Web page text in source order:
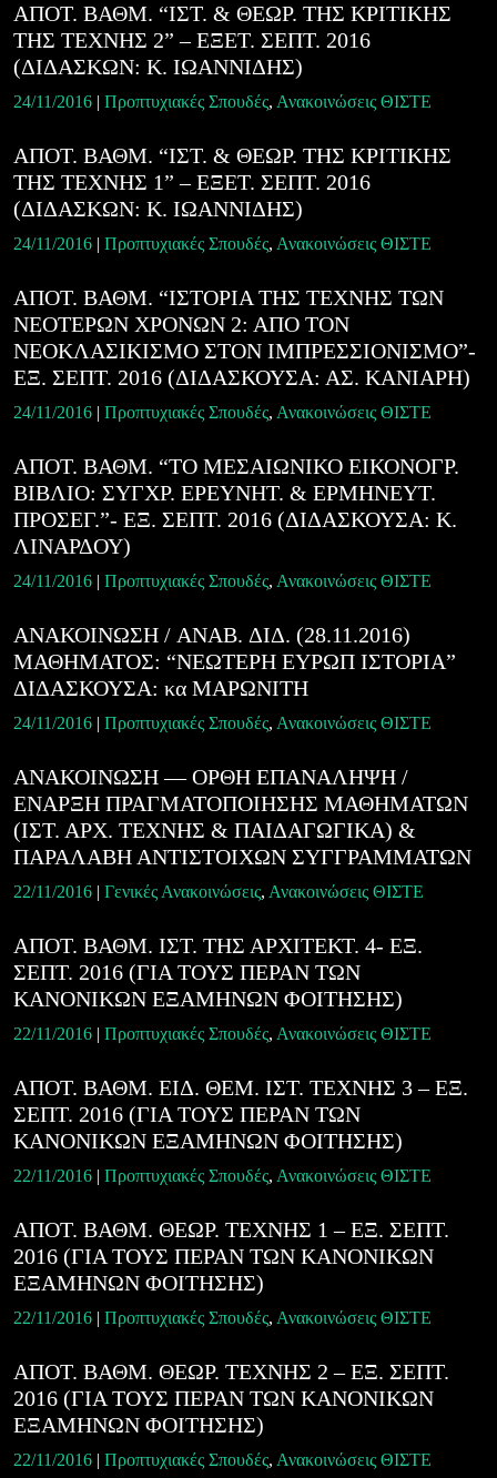
ΑΠΟΤ. ΒΑΘΜ. “ΙΣΤ. & ΘΕΩΡ. ΤΗΣ ΚΡΙΤΙΚΗΣ
ΤΗΣ ΤΕΧΝΗΣ 2” – ΕΞΕΤ. ΣΕΠΤ. 2016
(ΔΙΔΑΣΚΩΝ: Κ. ΙΩΑΝΝΙΔΗΣ)
24/11/2016 | Προπτυχιακές Σπουδές, Ανακοινώσεις ΘΙΣΤΕ
ΑΠΟΤ. ΒΑΘΜ. “ΙΣΤ. & ΘΕΩΡ. ΤΗΣ ΚΡΙΤΙΚΗΣ
ΤΗΣ ΤΕΧΝΗΣ 1” – ΕΞΕΤ. ΣΕΠΤ. 2016
(ΔΙΔΑΣΚΩΝ: Κ. ΙΩΑΝΝΙΔΗΣ)
24/11/2016 | Προπτυχιακές Σπουδές, Ανακοινώσεις ΘΙΣΤΕ
ΑΠΟΤ. ΒΑΘΜ. “ΙΣΤΟΡΙΑ ΤΗΣ ΤΕΧΝΗΣ ΤΩΝ
ΝΕΟΤΕΡΩΝ ΧΡΟΝΩΝ 2: ΑΠΟ ΤΟΝ
ΝΕΟΚΛΑΣΙΚΙΣΜΟ ΣΤΟΝ ΙΜΠΡΕΣΣΙΟΝΙΣΜΟ”-
ΕΞ. ΣΕΠΤ. 2016 (ΔΙΔΑΣΚΟΥΣΑ: ΑΣ. ΚΑΝΙΑΡΗ)
24/11/2016 | Προπτυχιακές Σπουδές, Ανακοινώσεις ΘΙΣΤΕ
ΑΠΟΤ. ΒΑΘΜ. “ΤΟ ΜΕΣΑΙΩΝΙΚΟ ΕΙΚΟΝΟΓΡ.
ΒΙΒΛΙΟ: ΣΥΓΧΡ. ΕΡΕΥΝΗΤ. & ΕΡΜΗΝΕΥΤ.
ΠΡΟΣΕΓ.”- ΕΞ. ΣΕΠΤ. 2016 (ΔΙΔΑΣΚΟΥΣΑ: Κ.
ΛΙΝΑΡΔΟΥ)
24/11/2016 | Προπτυχιακές Σπουδές, Ανακοινώσεις ΘΙΣΤΕ
ΑΝΑΚΟΙΝΩΣΗ / ANAB. ΔΙΔ. (28.11.2016)
ΜΑΘΗΜΑΤΟΣ: “ΝΕΩΤΕΡΗ ΕΥΡΩΠ ΙΣΤΟΡΙΑ”
ΔΙΔΑΣΚΟΥΣΑ: κα ΜΑΡΩΝΙΤΗ
24/11/2016 | Προπτυχιακές Σπουδές, Ανακοινώσεις ΘΙΣΤΕ
ΑΝΑΚΟΙΝΩΣΗ — ΟΡΘΗ ΕΠΑΝΑΛΗΨΗ /
ΕΝΑΡΞΗ ΠΡΑΓΜΑΤΟΠΟΙΗΣΗΣ ΜΑΘΗΜΑΤΩΝ
(ΙΣΤ. ΑΡΧ. ΤΕΧΝΗΣ & ΠΑΙΔΑΓΩΓΙΚΑ) &
ΠΑΡΑΛΑΒΗ ΑΝΤΙΣΤΟΙΧΩΝ ΣΥΓΓΡΑΜΜΑΤΩΝ
22/11/2016 | Γενικές Ανακοινώσεις, Ανακοινώσεις ΘΙΣΤΕ
ΑΠΟΤ. ΒΑΘΜ. ΙΣΤ. ΤΗΣ ΑΡΧΙΤΕΚΤ. 4- ΕΞ.
ΣΕΠΤ. 2016 (ΓΙΑ ΤΟΥΣ ΠΕΡΑΝ ΤΩΝ
ΚΑΝΟΝΙΚΩΝ ΕΞΑΜΗΝΩΝ ΦΟΙΤΗΣΗΣ)
22/11/2016 | Προπτυχιακές Σπουδές, Ανακοινώσεις ΘΙΣΤΕ
ΑΠΟΤ. ΒΑΘΜ. ΕΙΔ. ΘΕΜ. ΙΣΤ. ΤΕΧΝΗΣ 3 – ΕΞ.
ΣΕΠΤ. 2016 (ΓΙΑ ΤΟΥΣ ΠΕΡΑΝ ΤΩΝ
ΚΑΝΟΝΙΚΩΝ ΕΞΑΜΗΝΩΝ ΦΟΙΤΗΣΗΣ)
22/11/2016 | Προπτυχιακές Σπουδές, Ανακοινώσεις ΘΙΣΤΕ
ΑΠΟΤ. ΒΑΘΜ. ΘΕΩΡ. ΤΕΧΝΗΣ 1 – ΕΞ. ΣΕΠΤ.
2016 (ΓΙΑ ΤΟΥΣ ΠΕΡΑΝ ΤΩΝ ΚΑΝΟΝΙΚΩΝ
ΕΞΑΜΗΝΩΝ ΦΟΙΤΗΣΗΣ)
22/11/2016 | Προπτυχιακές Σπουδές, Ανακοινώσεις ΘΙΣΤΕ
ΑΠΟΤ. ΒΑΘΜ. ΘΕΩΡ. ΤΕΧΝΗΣ 2 – ΕΞ. ΣΕΠΤ.
2016 (ΓΙΑ ΤΟΥΣ ΠΕΡΑΝ ΤΩΝ ΚΑΝΟΝΙΚΩΝ
ΕΞΑΜΗΝΩΝ ΦΟΙΤΗΣΗΣ)
22/11/2016 | Προπτυχιακές Σπουδές, Ανακοινώσεις ΘΙΣΤΕ